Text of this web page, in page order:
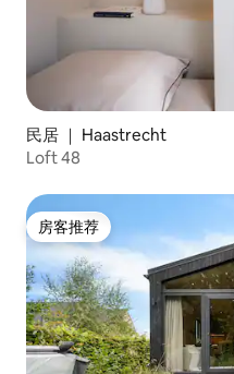
民居 ｜ Haastrecht
Loft 48
房客推荐
房客推荐